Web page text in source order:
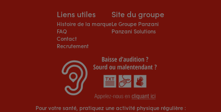
Liens utiles
Histoire de la marque
FAQ
Contact
Recrutement
Site du groupe
Le Groupe Panzani
Panzani Solutions
Pour votre santé, pratiquez une activité physique régulière :